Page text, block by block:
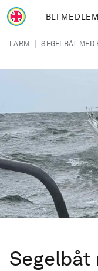
Hoppa till huvudinnehåll
BLI MEDLEM
Länkstig
LARM | SEGELBÅT MED
Segelbåt